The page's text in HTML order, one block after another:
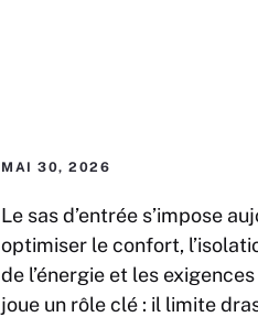
MAI 30, 2026
Le sas d’entrée s’impose
optimiser le confort,
de l’énergie et les
joue un rôle clé : il limite